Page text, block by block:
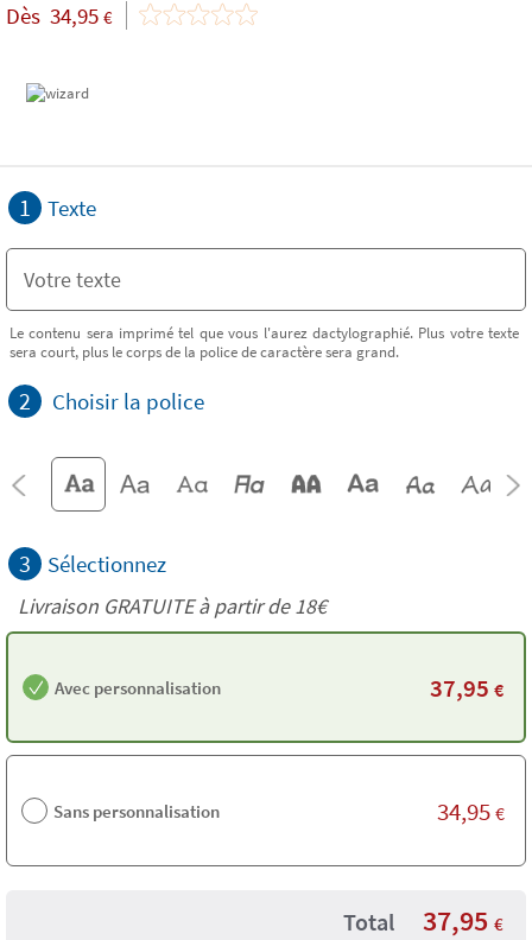
Dès 34,95 €
1 Texte
Le contenu sera imprimé tel que vous l'aurez dactylographié. Plus votre texte
sera court, plus le corps de la police de caractère sera grand.
2 Choisir la police
3 Sélectionnez
Livraison GRATUITE à partir de18€
Avec personnalisation 37,95 €
Sans personnalisation 34,95 €
Total 37,95 €